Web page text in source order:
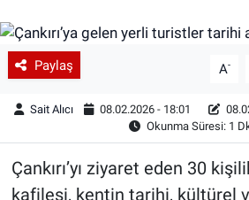
Paylaş A-
Sait Alıcı 08.02.2026 - 18:01
Okunma Süresi: 1
Çankırı’yı ziyaret eden 30
kafilesi, kentin tarihi, kültürel